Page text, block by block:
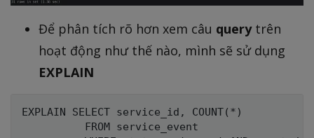
Để phân tích rõ hơn xem câu querytrên
hoạt động như thế nào, mình sẽ sử dụng
EXPLAIN
EXPLAIN SELECT service_id, COUNT(*)
          FROM service_event